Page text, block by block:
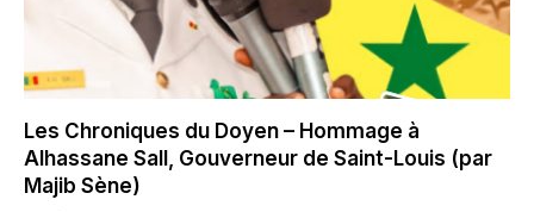
Les Chroniques du Doyen – Hommage à
Alhassane Sall, Gouverneur de Saint-Louis (par
Majib Sène)